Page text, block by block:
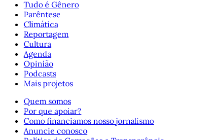
Tudo é Gênero
Parêntese
Climática
Reportagem
Cultura
Agenda
Opinião
Podcasts
Mais projetos
Quem somos
Por que apoiar?
Como financiamos nosso jornalismo
Anuncie conosco